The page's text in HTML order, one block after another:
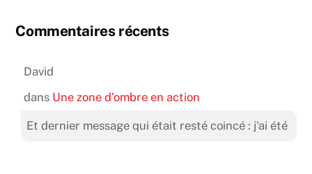
Commentaires récents
David
dans Une zone d’ombre en action
Et dernier message qui était resté coincé : j'ai été